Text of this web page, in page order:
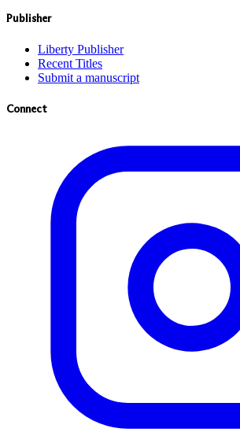
Publisher
Liberty Publisher
Recent Titles
Submit a manuscript
Connect